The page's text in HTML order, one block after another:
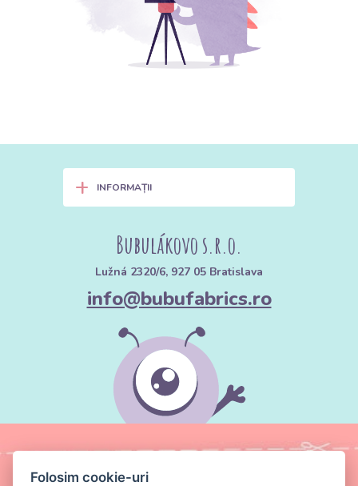
+ INFORMAȚII
Bubulákovo s.r.o.
Lužná 2320/6, 927 05 Bratislava
info@bubufabrics.ro
Folosim cookie-uri